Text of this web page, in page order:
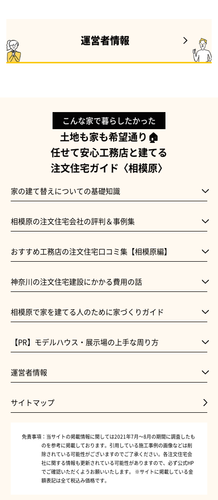
運営者情報
こんな家で暮らしたかった
土地も家も希望通り🏠
任せて安心工務店と建てる
注文住宅ガイド〈相模原〉
家の建て替えについての基礎知識
相模原の注文住宅会社の評判＆事例集
おすすめ工務店の注文住宅口コミ集【相模原編】
神奈川の注文住宅建設にかかる費用の話
相模原で家を建てる人のために家づくりガイド
【PR】モデルハウス・展示場の上手な周り方
運営者情報
サイトマップ
免責事項： 当サイトの掲載情報に関しては2021年7月～8月の期間に調査したも
のを参考に掲載しております。引用している施工事例の画像などは削
除されている可能性がございますのでご了承ください。各注文住宅会
社に関する情報も更新されている可能性がありますので、必ず公式HP
でご確認いただくようお願いいたします。 ※サイトに掲載している金
額表記は全て税込み価格です。